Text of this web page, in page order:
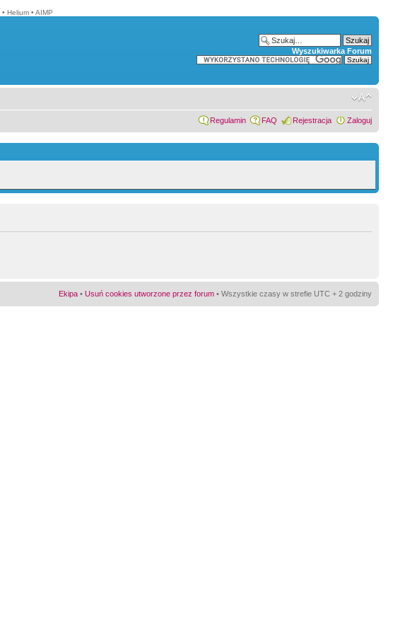
• Helium • AIMP
Wyszukiwarka Forum
Regulamin FAQ Rejestracja Zaloguj
Ekipa • Usuń cookies utworzone przez forum • Wszystkie czasy w strefie UTC + 2 godziny